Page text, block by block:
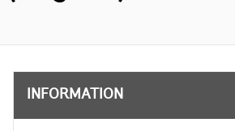
INFORMATION